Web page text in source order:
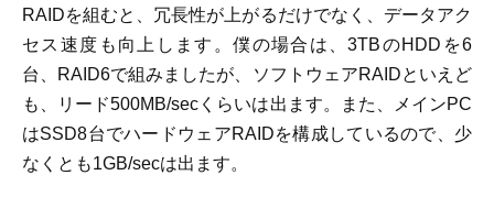
ゲ
ー
ョ
て
た
RAIDを組むと、冗長性が上がるだけでなく、データアク
セス速度も向上します。僕の場合は、3TBのHDDを6
台、RAID6で組みましたが、ソフトウェアRAIDといえど
も、リード500MB/secくらいは出ます。また、メインPC
はSSD8台でハードウェアRAIDを構成しているので、少
なくとも1GB/secは出ます。